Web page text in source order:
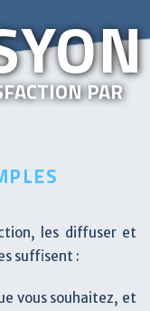
PAR
les diffuser et
suffisent :
vous souhaitez, et